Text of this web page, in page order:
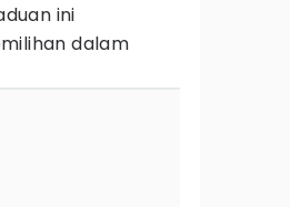
ini
dalam